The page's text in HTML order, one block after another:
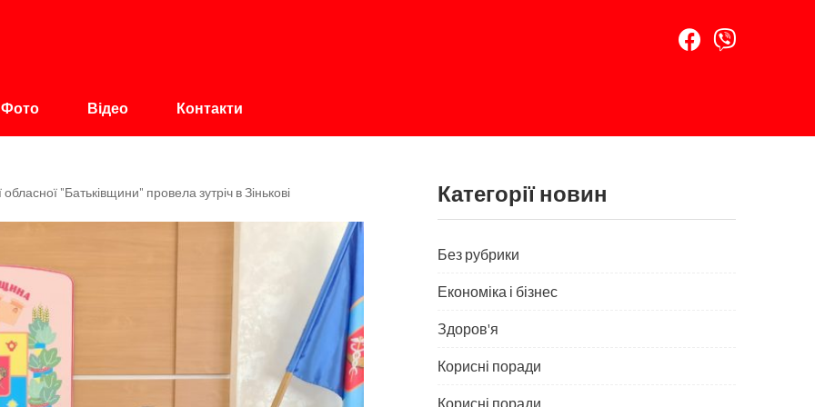
Фото Відео Контакти
"Батьківщини" провела зутріч в Зінькові Категорії новин
Без рубрики
Економіка і бізнес
Здоров'я
Корисні поради